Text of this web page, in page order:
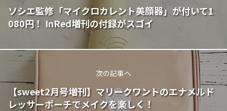
ソシエ監修「マイクロカレント美顔器」が付いて1
080円！ InRed増刊の付録がスゴイ
次の記事へ
【sweet2月号増刊】マリークワントのエナメルド
レッサーポーチでメイクを楽しく！